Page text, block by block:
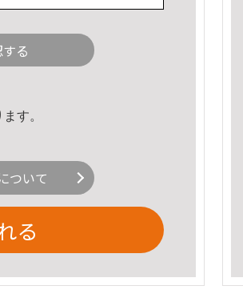
る
す。
ついて
る